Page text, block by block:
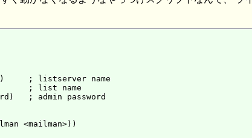
; listserver name
; list name
; admin password
<mailman>))